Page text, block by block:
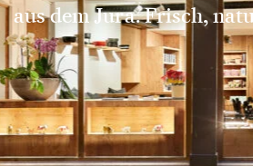
aus dem Jura. Frisch,